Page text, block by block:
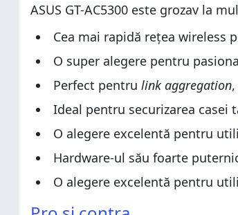
Caracteristici hardware și design
Configurarea și utilizarea routerului
Performanța wireless
Performanţa pentru reţelele cu fir
Performanța pe USB
Caracteristici suplimentare
Care este părerea ta despre ASUS
Verdict
Despachetarea routerului ASUS
Caracteristici hardware și design
Configurarea și utilizarea routerului
Performanța wireless
Performanţa pentru reţelele cu fir
Performanța pe USB
Caracteristici suplimentare
Care este părerea ta despre ASUS
ASUS GT-AC5300 este grozav la
Cea mai rapidă rețea wireless
O super alegere pentru
Perfect pentru link aggregation
Ideal pentru securizarea casei
O alegere excelentă pentru
Hardware-ul său foarte
O alegere excelentă pentru